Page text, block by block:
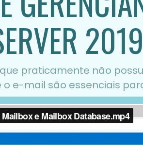
2019
praticamente não
e-mail são essenciais